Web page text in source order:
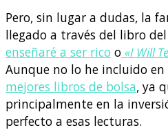
Pero, sin lugar a dudas, la
llegado a través del libro
enseñaré a ser rico o «I Will
Aunque no lo he incluido en
mejores libros de bolsa, ya
principalmente en la
perfecto a esas lecturas.